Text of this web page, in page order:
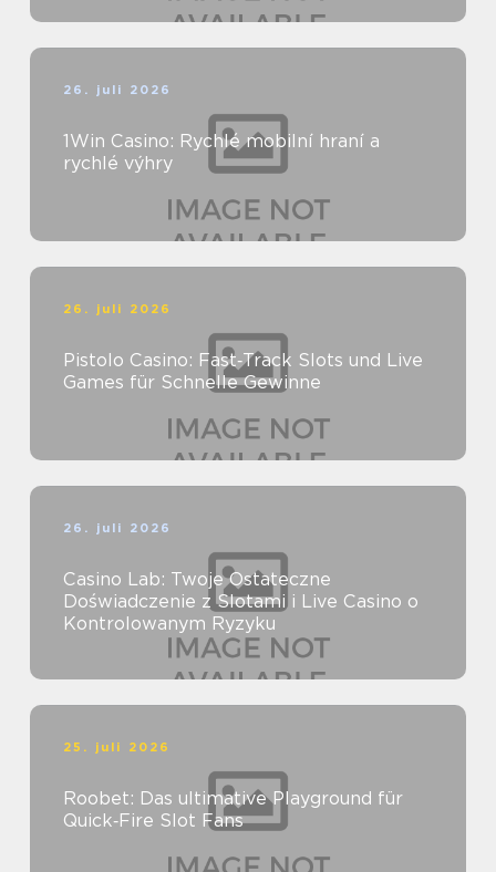
26. juli 2026
1Win Casino: Rychlé mobilní hraní a
rychlé výhry
26. juli 2026
Pistolo Casino: Fast‑Track Slots und Live
Games für Schnelle Gewinne
26. juli 2026
Casino Lab: Twoje Ostateczne
Doświadczenie z Slotami i Live Casino o
Kontrolowanym Ryzyku
25. juli 2026
Roobet: Das ultimative Playground für
Quick‑Fire Slot Fans